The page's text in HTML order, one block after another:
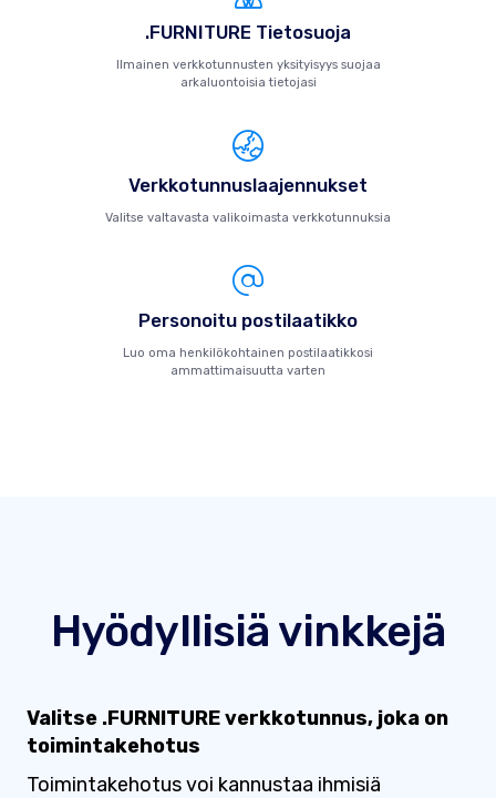
.FURNITURE Tietosuoja
Ilmainen verkkotunnusten yksityisyys suojaa
arkaluontoisia tietojasi
Verkkotunnuslaajennukset
Valitse valtavasta valikoimasta verkkotunnuksia
Personoitu postilaatikko
Luo oma henkilökohtainen postilaatikkosi
ammattimaisuutta varten
Hyödyllisiä vinkkejä
Valitse .FURNITURE verkkotunnus, joka on
toimintakehotus
Toimintakehotus voi kannustaa ihmisiä